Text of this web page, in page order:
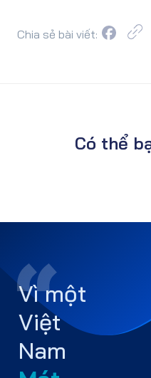
Chia sẻ bài viết:
Có thể
Vì một
Việt
Nam